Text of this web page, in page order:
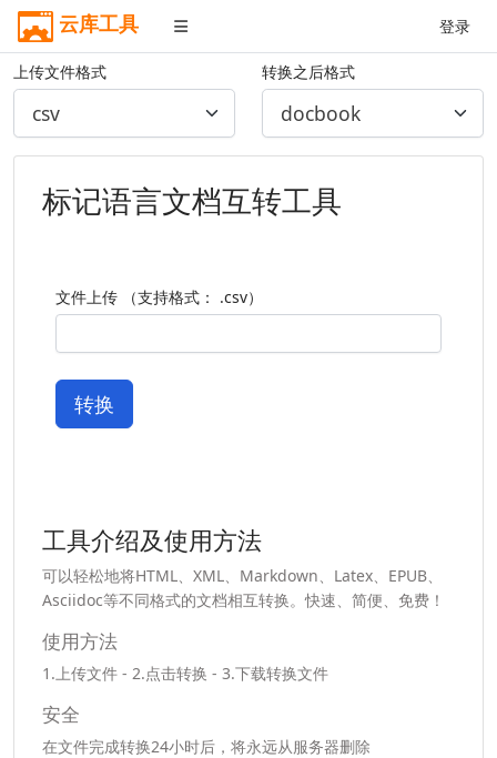
云库工具 登录
上传文件格式 转换之后格式
标记语言文档互转工具
文件上传 （支持格式： .csv）
转换
工具介绍及使用方法
可以轻松地将HTML、XML、Markdown、Latex、EPUB、
Asciidoc等不同格式的文档相互转换。快速、简便、免费！
使用方法
1.上传文件 - 2.点击转换 - 3.下载转换文件
安全
在文件完成转换24小时后，将永远从服务器删除